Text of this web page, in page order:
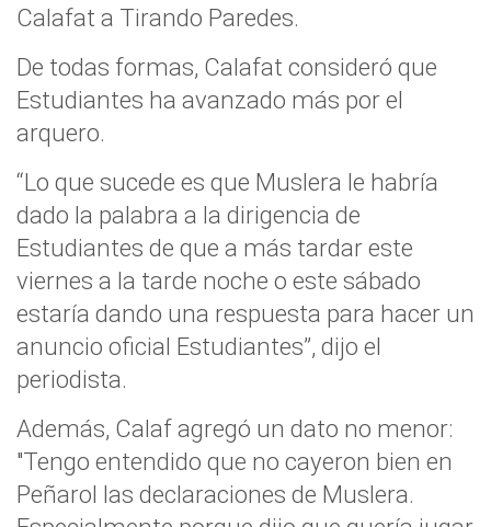
Calafat a Tirando Paredes.
De todas formas, Calafat consideró que
Estudiantes ha avanzado más por el
arquero.
“Lo que sucede es que Muslera le habría
dado la palabra a la dirigencia de
Estudiantes de que a más tardar este
viernes a la tarde noche o este sábado
estaría dando una respuesta para hacer un
anuncio oficial Estudiantes”, dijo el
periodista.
Además, Calaf agregó un dato no menor:
"Tengo entendido que no cayeron bien en
Peñarol las declaraciones de Muslera.